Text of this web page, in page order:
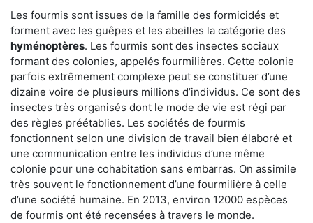
Les fourmis sont issues de la famille des formicidés et
forment avec les guêpes et les abeilles la catégorie des
hyménoptères. Les fourmis sont des insectes sociaux
formant des colonies, appelés fourmilières. Cette colonie
parfois extrêmement complexe peut se constituer d’une
dizaine voire de plusieurs millions d’individus. Ce sont des
insectes très organisés dont le mode de vie est régi par
des règles préétablies. Les sociétés de fourmis
fonctionnent selon une division de travail bien élaboré et
une communication entre les individus d’une même
colonie pour une cohabitation sans embarras. On assimile
très souvent le fonctionnement d’une fourmilière à celle
d’une société humaine. En 2013, environ 12000 espèces
de fourmis ont été recensées à travers le monde.